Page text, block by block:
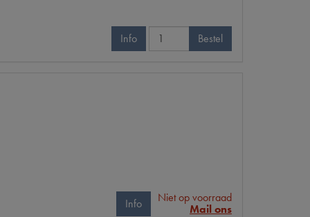
Info
Bestel
Info
Niet op voorraad
Mail ons